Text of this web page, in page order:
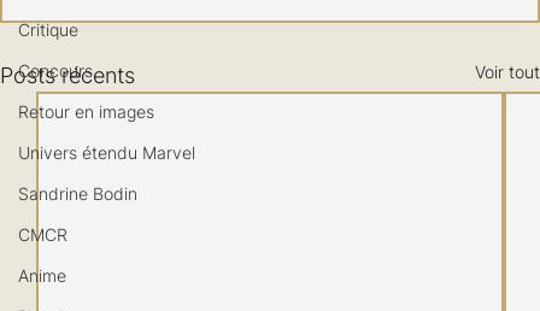
Critique
Concours
Retour en images
Univers étendu Marvel
Sandrine Bodin
CMCR
Anime
Posts récents Voir tout